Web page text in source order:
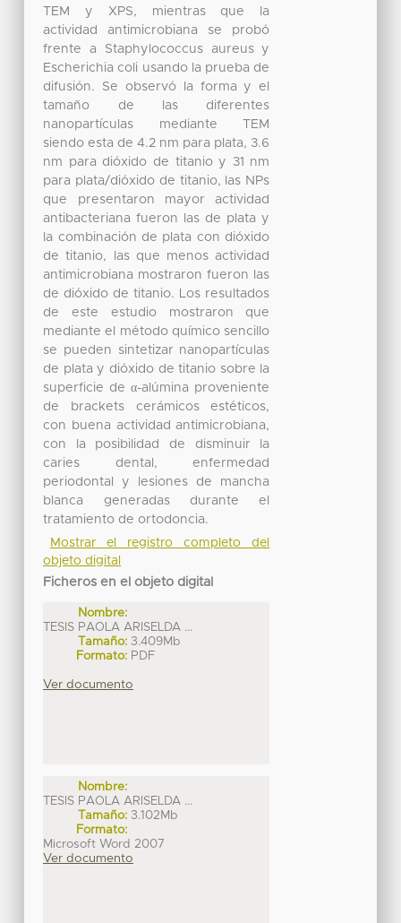
TEM y XPS, mientras que la
actividad antimicrobiana se probó
frente a Staphylococcus aureus y
Escherichia coli usando la prueba de
difusión. Se observó la forma y el
tamaño de las diferentes
nanopartículas mediante TEM
siendo esta de 4.2 nm para plata, 3.6
nm para dióxido de titanio y 31 nm
para plata/dióxido de titanio, las NPs
que presentaron mayor actividad
antibacteriana fueron las de plata y
la combinación de plata con dióxido
de titanio, las que menos actividad
antimicrobiana mostraron fueron las
de dióxido de titanio. Los resultados
de este estudio mostraron que
mediante el método químico sencillo
se pueden sintetizar nanopartículas
de plata y dióxido de titanio sobre la
superficie de α-alúmina proveniente
de brackets cerámicos estéticos,
con buena actividad antimicrobiana,
con la posibilidad de disminuir la
caries dental, enfermedad
periodontal y lesiones de mancha
blanca generadas durante el
tratamiento de ortodoncia.
Mostrar el registro completo del
objeto digital
Ficheros en el objeto digital
Nombre:
TESIS PAOLA ARISELDA ...
Tamaño: 3.409Mb
Formato: PDF
Ver documento
Nombre:
TESIS PAOLA ARISELDA ...
Tamaño: 3.102Mb
Formato:
Microsoft Word 2007
Ver documento